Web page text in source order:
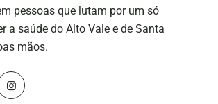
pessoas que lutam por um só
a saúde do Alto Vale e de Santa
mãos.